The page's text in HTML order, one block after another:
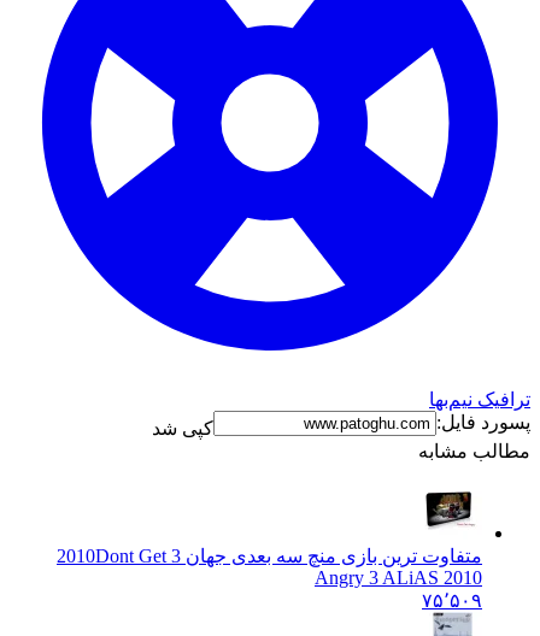
نیم‌بها
فایل:
کپی شد
مشابه
متفاوت ترین بازی منچ سه بعدی جهان 3 2010
Dont Get
Angry 3 ALiAS 2010
۷۵٬۵۰۹